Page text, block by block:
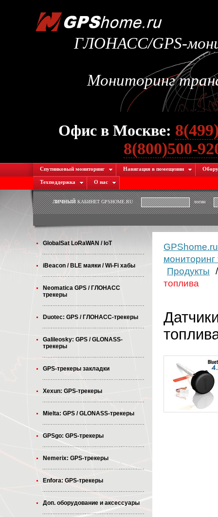
ГЛОНАСС/GPS-
Мониторинг
Офис в Москве:
8(800)500-
Спутниковый мониторинг Навигация в помещении
Техподдержка О нас
ЛИЧНЫЙКАБИНЕТ GPSHOME.RU логин
GlobalSat LoRaWAN / IoT
iBeacon / BLE маяки / Wi-Fi хабы
Neomatica GPS / ГЛОНАСС
трекеры
Duotec: GPS / ГЛОНАСС-трекеры
Galileosky: GPS / GLONASS-
трекеры
GPS-трекеры закладки
Xexun: GPS-трекеры
Mielta: GPS / GLONASS-трекеры
GPSgo: GPS-трекеры
Nemerix: GPS-трекеры
Enfora: GPS-трекеры
Доп. оборудование и аксессуары
Продукты
топлива